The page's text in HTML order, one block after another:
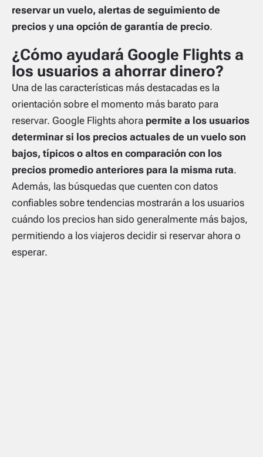
reservar un vuelo, alertas de seguimiento de
precios y una opción de garantía de precio.
¿Cómo ayudará Google Flights a
los usuarios a ahorrar dinero?
Una de las características más destacadas es la
orientación sobre el momento más barato para
reservar. Google Flights ahora permite a los usuarios
determinar si los precios actuales de un vuelo son
bajos, típicos o altos en comparación con los
precios promedio anteriores para la misma ruta.
Además, las búsquedas que cuenten con datos
confiables sobre tendencias mostrarán a los usuarios
cuándo los precios han sido generalmente más bajos,
permitiendo a los viajeros decidir si reservar ahora o
esperar.